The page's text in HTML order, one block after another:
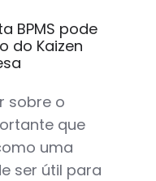
BPMS pode
do Kaizen
sobre o
que
uma
ser útil para